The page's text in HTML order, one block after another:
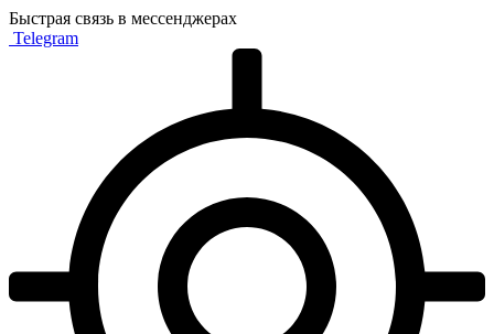
Быстрая связь в мессенджерах
Telegram